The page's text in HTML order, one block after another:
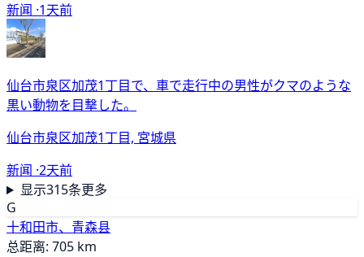
新闻 ·1天前
仙台市泉区加茂1丁目で、車で走行中の男性がクマのような
黒い動物を目撃した。
仙台市泉区加茂1丁目, 宮城県
新闻 ·2天前
显示315条更多
G
十和田市、青森县
总距离: 705 km